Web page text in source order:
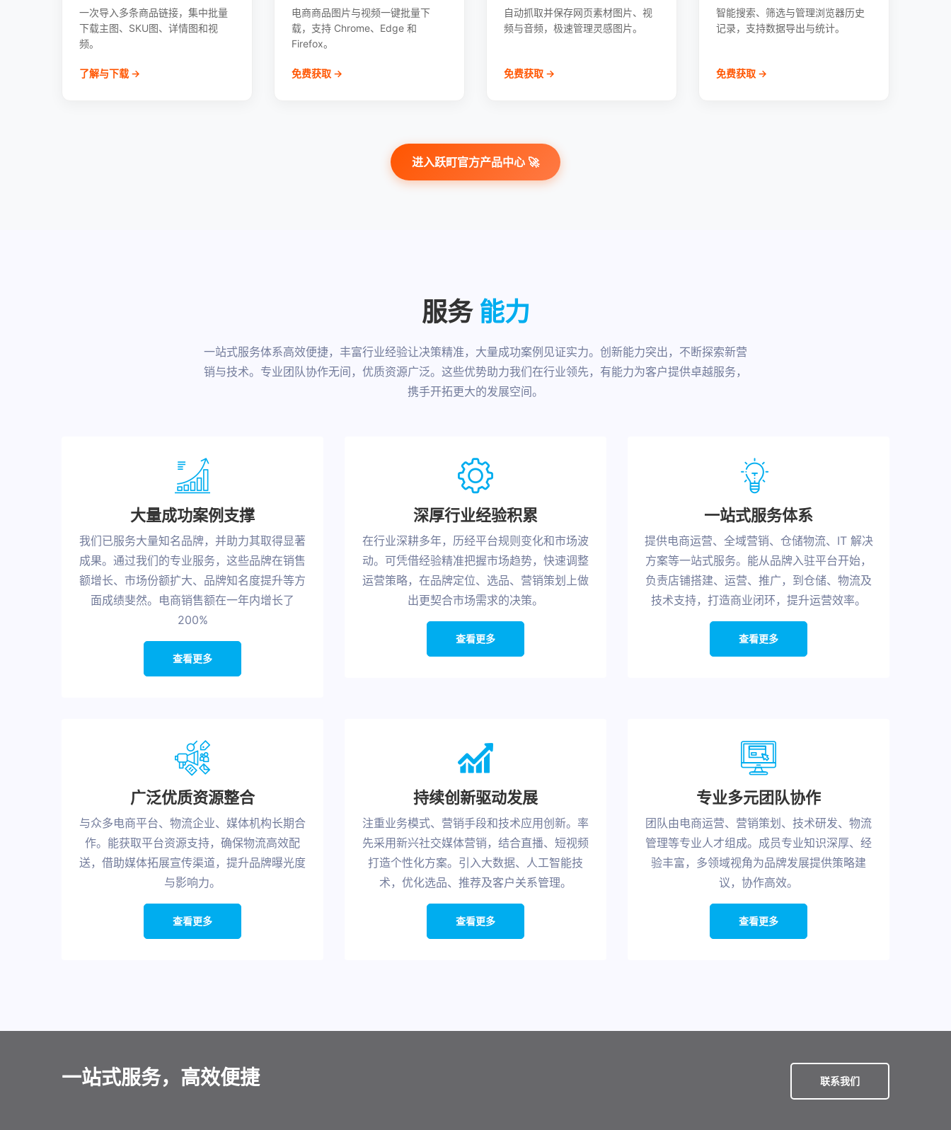
一次导入多条商品链接，集中批量
下载主图、SKU图、详情图和视
频。
了解与下载 →
电商商品图片与视频一键批量下
载，支持 Chrome、Edge 和
Firefox。
免费获取 →
自动抓取并保存网页素材图片、视
频与音频，极速管理灵感图片。
免费获取 →
智能搜索、筛选与管理浏览器历史
记录，支持数据导出与统计。
免费获取 →
进入跃町官方产品中心 🚀
服务 能力
一站式服务体系高效便捷，丰富行业经验让决策精准，大量成功案例见证实力。创新能力突出，不断探索新营
销与技术。专业团队协作无间，优质资源广泛。这些优势助力我们在行业领先，有能力为客户提供卓越服务，
携手开拓更大的发展空间。
大量成功案例支撑
我们已服务大量知名品牌，并助力其取得显著
成果。通过我们的专业服务，这些品牌在销售
额增长、市场份额扩大、品牌知名度提升等方
面成绩斐然。电商销售额在一年内增长了
200%
查看更多
深厚行业经验积累
在行业深耕多年，历经平台规则变化和市场波
动。可凭借经验精准把握市场趋势，快速调整
运营策略，在品牌定位、选品、营销策划上做
出更契合市场需求的决策。
查看更多
一站式服务体系
提供电商运营、全域营销、仓储物流、IT 解决
方案等一站式服务。能从品牌入驻平台开始，
负责店铺搭建、运营、推广，到仓储、物流及
技术支持，打造商业闭环，提升运营效率。
查看更多
广泛优质资源整合
与众多电商平台、物流企业、媒体机构长期合
作。能获取平台资源支持，确保物流高效配
送，借助媒体拓展宣传渠道，提升品牌曝光度
与影响力。
查看更多
持续创新驱动发展
注重业务模式、营销手段和技术应用创新。率
先采用新兴社交媒体营销，结合直播、短视频
打造个性化方案。引入大数据、人工智能技
术，优化选品、推荐及客户关系管理。
查看更多
专业多元团队协作
团队由电商运营、营销策划、技术研发、物流
管理等专业人才组成。成员专业知识深厚、经
验丰富，多领域视角为品牌发展提供策略建
议，协作高效。
查看更多
一站式服务，高效便捷 联系我们